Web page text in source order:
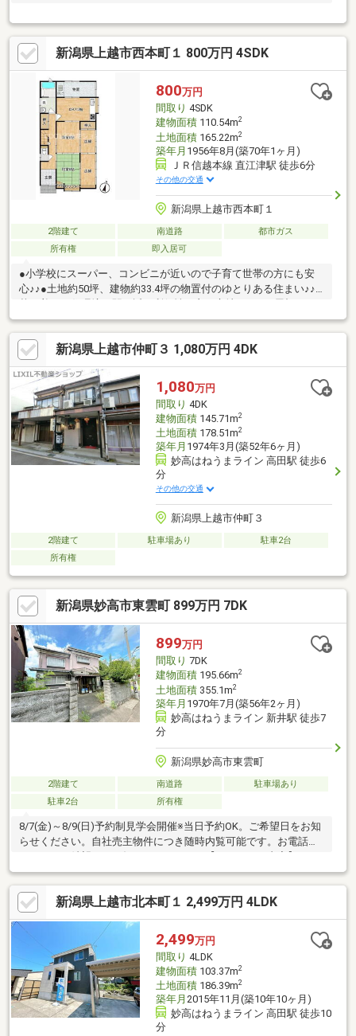
新潟県上越市西本町１ 800万円 4SDK
800万円
間取り 4SDK
建物面積110.54m2
土地面積165.22m2
築年月 1956年8月(築70年1ヶ月)
ＪＲ信越本線 直江津駅 徒歩6分
その他の交通
新潟県上越市西本町１
2階建て 南道路
都市ガス
所有権
即入居可
●小学校にスーパー、コンビニが近いので子育て世帯の方にも安
心♪♪●土地約50坪、建物約33.4坪の物置付のゆとりある住まい♪♪●
とステンレスなので劣化の心配が少ないので安心♪♪●リフォー
ム・リノベーションを自分好みにできます♪♪
新潟県上越市仲町３ 1,080万円 4DK
1,080万円
間取り 4DK
建物面積145.71m2
土地面積178.51m2
築年月 1974年3月(築52年6ヶ月)
妙高はねうまライン 高田駅 徒歩6
分
その他の交通
新潟県上越市仲町３
2階建て 駐車場あり
駐車2台
所有権
新潟県妙高市東雲町 899万円 7DK
899万円
間取り 7DK
建物面積195.66m2
土地面積355.1m2
築年月 1970年7月(築56年2ヶ月)
妙高はねうまライン 新井駅 徒歩7
分
新潟県妙高市東雲町
2階建て 南道路
駐車場あり
駐車2台
所有権
8/7(金)～8/9(日)予約制見学会開催※当日予約OK。ご希望日をお知
らせください。自社売主物件につき随時内覧可能です。お電話か
アリ工防除工事、雨漏り点検、設備点検、駐車場拡張【おすすめ
ポイント】・シロアリ防除工事施工後5年間保証。【周辺施設】・
妙高市立新井中央小学校まで約1100ｍ（徒歩約14分）・妙高市立
新井中学校まで約1700ｍ（徒歩約22分/自転車約4分）・イチコス
ーパー新井店様まで約650ｍ（徒歩約9分）・セブンイレブン妙高
下町店様まで約650ｍ（徒歩約9分）
新潟県上越市北本町１ 2,499万円 4LDK
2,499万円
間取り 4LDK
建物面積103.37m2
土地面積186.39m2
築年月 2015年11月(築10年10ヶ月)
妙高はねうまライン 高田駅 徒歩10
分